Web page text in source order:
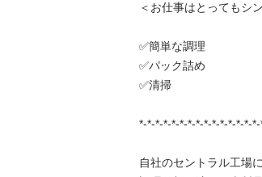
＜お仕事はとってもシ
✅簡単な調理
✅パック詰め
✅清掃
*-*-*-*-*-*-*-*-*-*-*-*-*-*-
自社のセントラル工場に